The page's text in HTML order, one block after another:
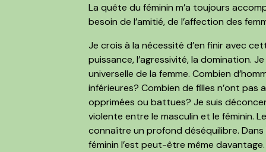
La quête du féminin m’a toujours
besoin de l’amitié, de l’affection des
Je crois à la nécessité d’en finir avec
puissance, l’agressivité, la domination.
universelle de la femme. Combien
inférieures? Combien de filles n’ont pas
opprimées ou battues? Je suis
violente entre le masculin et le féminin.
connaître un profond déséquilibre.
féminin l’est peut-être même davantage.